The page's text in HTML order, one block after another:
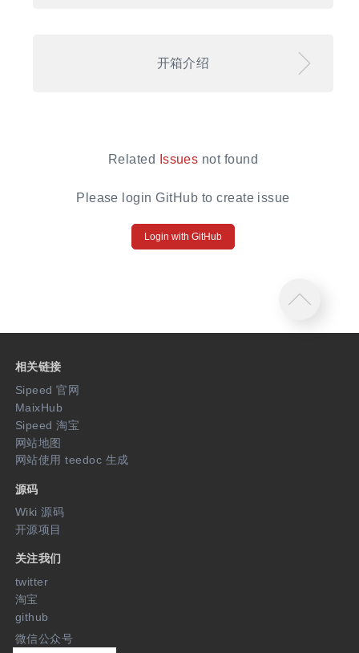
开箱介绍
Related Issues not found
Please login GitHub to create issue
Login with GitHub
相关链接
Sipeed 官网
MaixHub
Sipeed 淘宝
网站地图
网站使用 teedoc 生成
源码
Wiki 源码
开源项目
关注我们
twitter
淘宝
github
微信公众号